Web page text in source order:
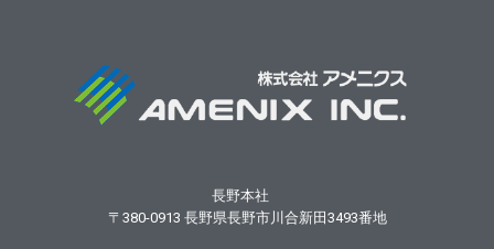
長野本社
〒380-0913 長野県長野市川合新田3493番地